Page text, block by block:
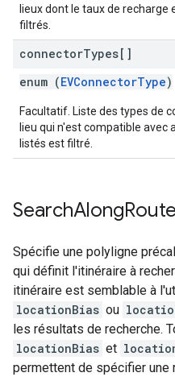
lieux dont le taux de
filtrés.
connectorTypes[]
enum (EVConnectorType)
Facultatif. Liste des types de
lieu qui n'est compatible avec
listés est filtré.
SearchAlongRoute
Spécifie une polyligne
qui définit l'itinéraire à
itinéraire est semblable à
locationBias ou
les résultats de recherche.
locationBias et
permettent de spécifier une